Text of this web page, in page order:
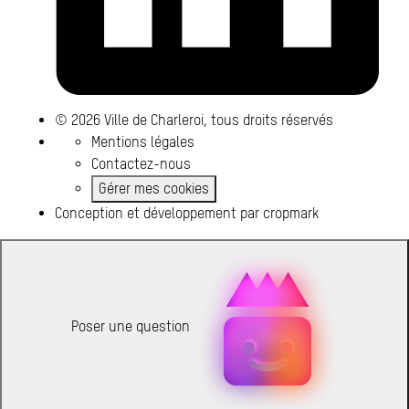
© 2026 Ville de Charleroi, tous droits réservés
Mentions légales
Contactez-nous
Gérer mes cookies
Conception et développement par cropmark
Poser une question